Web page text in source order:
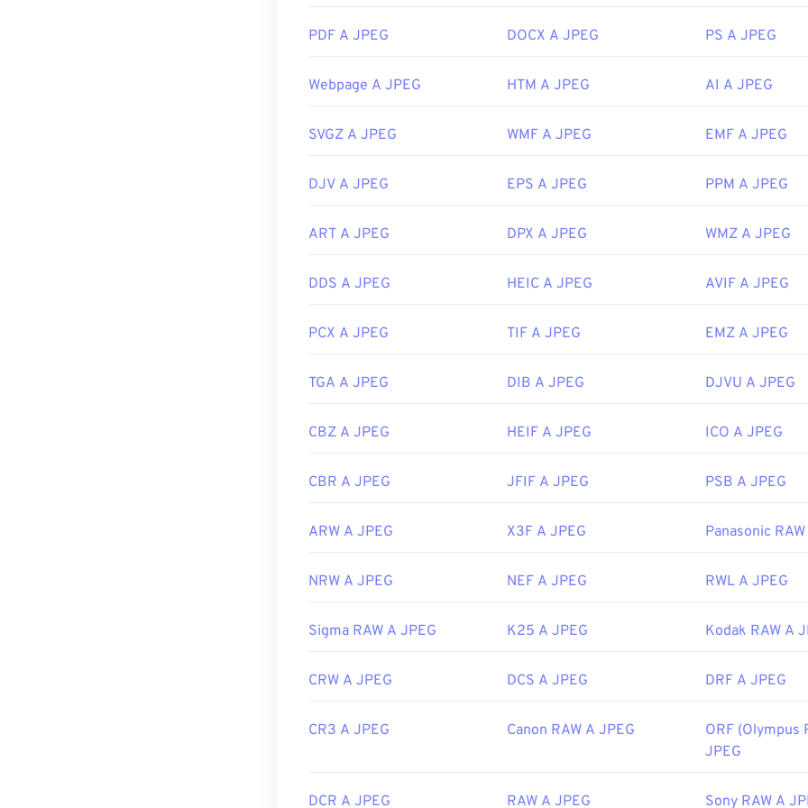
visualizzatore di immagini, nell'editor di immagini o nel browser web
mouse e selezionare "Apri con" per effettuare la selezione.
applicazioni Microsoft come
Microsoft Fotoe sulle applicazioni Mac OS come
Link utili:
https://www.lifewire.com/jpg-jpeg-file-4139913
PDF A JPEG DOCX A JPEG PS A JPEG
Webpage A JPEG HTM A JPEG AI A JPEG
SVGZ A JPEG WMF A JPEG EMF A JPEG
DJV A JPEG EPS A JPEG PPM A JPEG
ART A JPEG DPX A JPEG WMZ A JPEG
DDS A JPEG HEIC A JPEG AVIF A JPEG
PCX A JPEG TIF A JPEG EMZ A JPEG
TGA A JPEG DIB A JPEG DJVU A JPEG
CBZ A JPEG HEIF A JPEG ICO A JPEG
CBR A JPEG JFIF A JPEG PSB A JPEG
ARW A JPEG X3F A JPEG Panasonic
NRW A JPEG NEF A JPEG RWL A JPEG
Sigma RAW A JPEG K25 A JPEG Kodak RAW A
CRW A JPEG DCS A JPEG DRF A JPEG
CR3 A JPEG Canon RAW A JPEG
ORF (Olympus
JPEG
DCR A JPEG RAW A JPEG Sony RAW A